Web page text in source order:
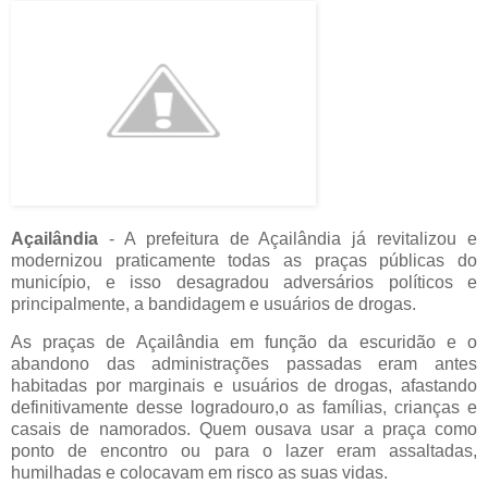
Açailândia - A prefeitura de Açailândia já revitalizou e
modernizou praticamente todas as praças públicas do
município, e isso desagradou adversários políticos e
principalmente, a bandidagem e usuários de drogas.
As praças de Açailândia em função da escuridão e o
abandono das administrações passadas eram antes
habitadas por marginais e usuários de drogas, afastando
definitivamente desse logradouro,o as famílias, crianças e
casais de namorados. Quem ousava usar a praça como
ponto de encontro ou para o lazer eram assaltadas,
humilhadas e colocavam em risco as suas vidas.